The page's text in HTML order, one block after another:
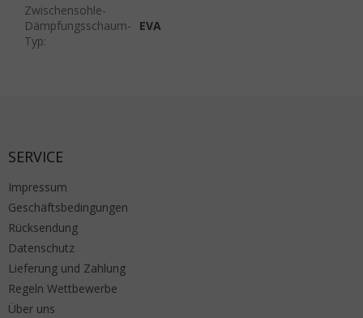
Zwischensohle-
Dämpfungsschaum-
Typ:
EVA
SERVICE
Impressum
Geschäftsbedingungen
Rücksendung
Datenschutz
Lieferung und Zahlung
Regeln Wettbewerbe
Über uns